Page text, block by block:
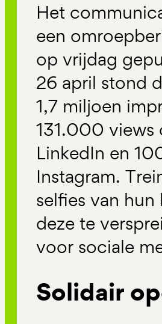
Het
een
op vrijdag
26 april stond
1,7 miljoen
131.000
LinkedIn en
Instagram.
selfies van
deze te
voor sociale
Solidair